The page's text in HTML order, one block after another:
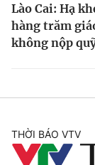
Lào Cai: Hạ
hàng trăm
không nộp
THỜI BÁO VTV